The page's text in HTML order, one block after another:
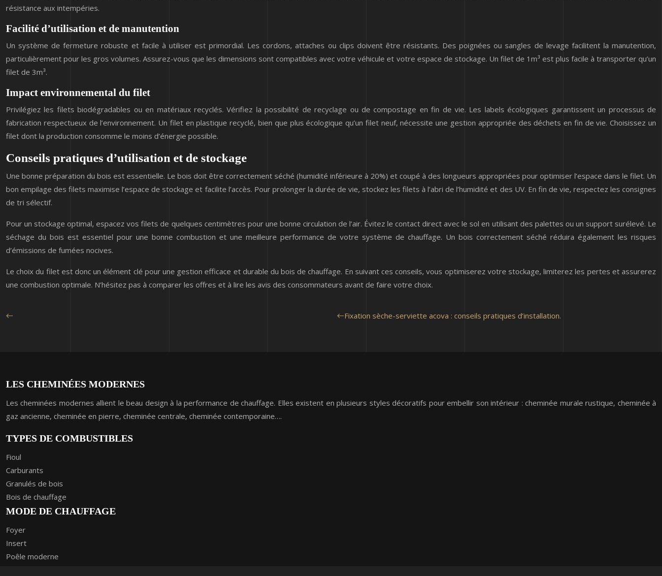
résistance aux intempéries.
Facilité d’utilisation et de manutention
Un système de fermeture robuste et facile à utiliser est primordial. Les cordons, attaches ou clips doivent être résistants. Des poignées ou sangles de levage facilitent la manutention,
particulièrement pour les gros volumes. Assurez-vous que les dimensions sont compatibles avec votre véhicule et votre espace de stockage. Un filet de 1m³ est plus facile à transporter qu’un
filet de 3m³.
Impact environnemental du filet
Privilégiez les filets biodégradables ou en matériaux recyclés. Vérifiez la possibilité de recyclage ou de compostage en fin de vie. Les labels écologiques garantissent un processus de
fabrication respectueux de l’environnement. Un filet en plastique recyclé, bien que plus écologique qu’un filet neuf, nécessite une gestion appropriée des déchets en fin de vie. Choisissez un
filet dont la production consomme le moins d’énergie possible.
Conseils pratiques d’utilisation et de stockage
Une bonne préparation du bois est essentielle. Le bois doit être correctement séché (humidité inférieure à 20%) et coupé à des longueurs appropriées pour optimiser l’espace dans le filet. Un
bon empilage des filets maximise l’espace de stockage et facilite l’accès. Pour prolonger la durée de vie, stockez les filets à l’abri de l’humidité et des UV. En fin de vie, respectez les consignes
de tri sélectif.
Pour un stockage optimal, espacez vos filets de quelques centimètres pour une bonne circulation de l’air. Évitez le contact direct avec le sol en utilisant des palettes ou un support surélevé. Le
séchage du bois est essentiel pour une bonne combustion et une meilleure performance de votre système de chauffage. Un bois correctement séché réduira également les risques
d’émissions de fumées nocives.
Le choix du filet est donc un élément clé pour une gestion efficace et durable du bois de chauffage. En suivant ces conseils, vous optimiserez votre stockage, limiterez les pertes et assurerez
une combustion optimale. N’hésitez pas à comparer les offres et à lire les avis des consommateurs avant de faire votre choix.
Fixation sèche-serviette acova : conseils pratiques d’installation.
LES CHEMINÉES MODERNES
Les cheminées modernes allient le beau design à la performance de chauffage. Elles existent en plusieurs styles décoratifs pour embellir son intérieur : cheminée murale rustique, cheminée à
gaz ancienne, cheminée en pierre, cheminée centrale, cheminée contemporaine….
TYPES DE COMBUSTIBLES
Fioul
Carburants
Granulés de bois
Bois de chauffage
MODE DE CHAUFFAGE
Foyer
Insert
Poêle moderne